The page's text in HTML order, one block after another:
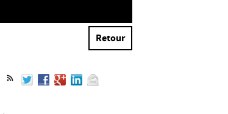
Retour